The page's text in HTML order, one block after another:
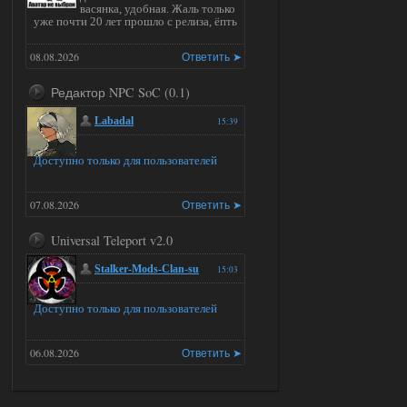
васянка, удобная. Жаль только
уже почти 20 лет прошло с релиза, ёпть
Ответить ➤
08.08.2026
Редактор NPC SoC (0.1)
15:39
Labadal
Доступно только для пользователей
Ответить ➤
07.08.2026
Universal Teleport v2.0
15:03
Stalker-Mods-Clan-su
Доступно только для пользователей
Ответить ➤
06.08.2026